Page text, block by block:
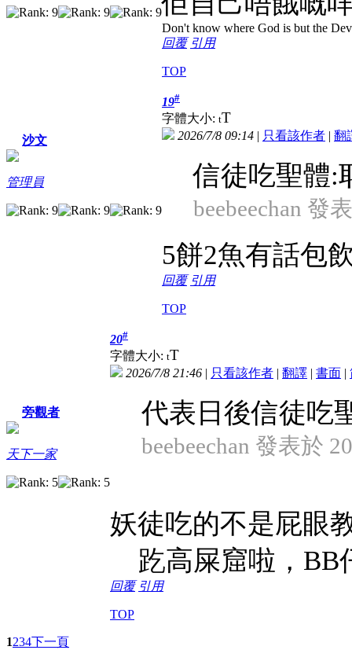
Don't know where God is but the
回覆 引用
TOP
沙文
管理員
19#
字體大小: tT
2026/7/8 09:14 | 只看該作者 | 翻
信徒吃聖體:
beebeechan 發
5餅2魚有話包
回覆 引用
TOP
旁觀者
天下一家
20#
字體大小: tT
2026/7/8 21:46 | 只看該作者 | 翻譯 | 書面 |
代表日後信徒吃
beebeechan 發表於
妖徒吃的不是屁眼
趷高屎窟啦，BB
回覆 引用
TOP
1234下一頁